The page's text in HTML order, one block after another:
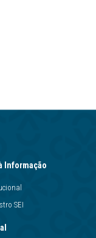
Informação
SEI